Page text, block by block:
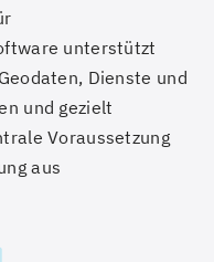
unterstützt
Dienste und
und gezielt
Voraussetzung
aus